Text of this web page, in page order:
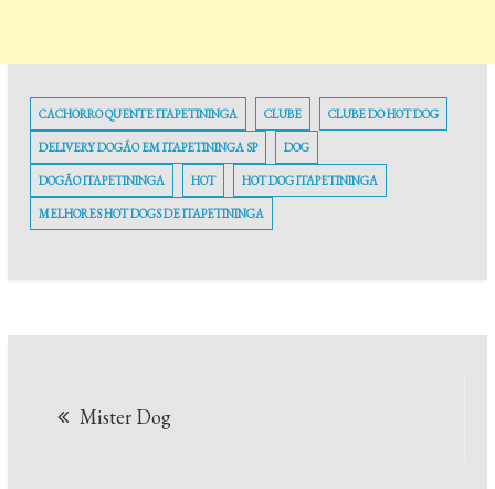
CACHORRO QUENTE ITAPETININGA CLUBE CLUBE DO HOT DOG
DELIVERY DOGÃO EM ITAPETININGA SP DOG
DOGÃO ITAPETININGA HOT HOT DOG ITAPETININGA
MELHORES HOT DOGS DE ITAPETININGA
Mister Dog